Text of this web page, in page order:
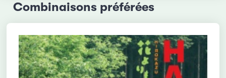
Combinaisons préférées